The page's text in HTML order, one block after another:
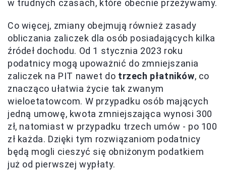
w trudnych czasach, które obecnie przeżywamy.
Co więcej, zmiany obejmują również zasady
obliczania zaliczek dla osób posiadających kilka
źródeł dochodu. Od 1 stycznia 2023 roku
podatnicy mogą upoważnić do zmniejszania
zaliczek na PIT nawet do trzech płatników, co
znacząco ułatwia życie tak zwanym
wieloetatowcom. W przypadku osób mających
jedną umowę, kwota zmniejszająca wynosi 300
zł, natomiast w przypadku trzech umów - po 100
zł każda. Dzięki tym rozwiązaniom podatnicy
będą mogli cieszyć się obniżonym podatkiem
już od pierwszej wypłaty.